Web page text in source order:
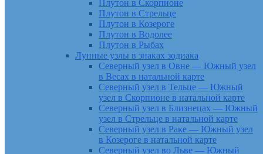
Плутон в Скорпионе
Плутон в Стрельце
Плутон в Козероге
Плутон в Водолее
Плутон в Рыбах
Лунные узлы в знаках зодиака
Северный узел в Овне — Южный узел
в Весах в натальной карте
Северный узел в Тельце — Южный
узел в Скорпионе в натальной карте
Северный узел в Близнецах — Южный
узел в Стрельце в натальной карте
Северный узел в Раке — Южный узел
в Козероге в натальной карте
Северный узел во Льве — Южный